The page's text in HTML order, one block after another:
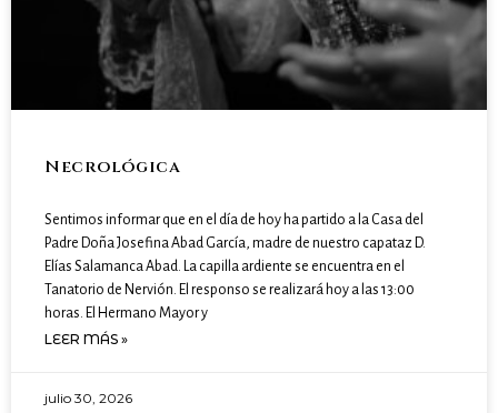
Necrológica
Sentimos informar que en el día de hoy ha partido a la Casa del
Padre Doña Josefina Abad García, madre de nuestro capataz D.
Elías Salamanca Abad. La capilla ardiente se encuentra en el
Tanatorio de Nervión. El responso se realizará hoy a las 13:00
horas. El Hermano Mayor y
LEER MÁS »
julio 30, 2026